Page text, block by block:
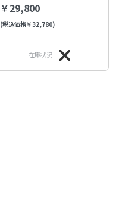
￥29,800
(税込価格￥32,780)
在庫状況